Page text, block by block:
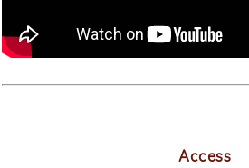
Access